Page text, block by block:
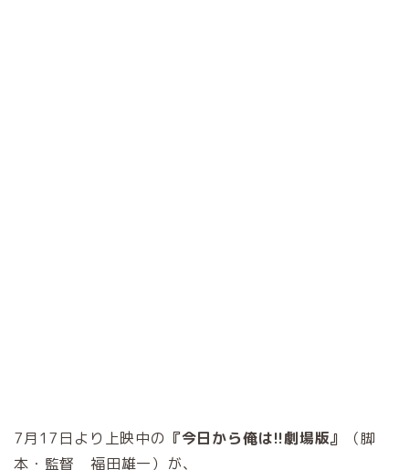
7月17日より上映中の 『今日から俺は!!劇場版』
（脚
本・監督 福田雄一）が、